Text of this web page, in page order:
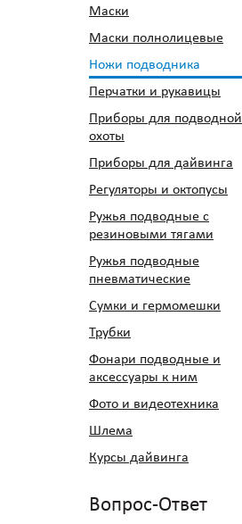
Маски
Маски полнолицевые
Ножи подводника
Перчатки и рукавицы
Приборы для подводной
охоты
Приборы для дайвинга
Регуляторы и октопусы
Ружья подводные с
резиновыми тягами
Ружья подводные
пневматические
Сумки и гермомешки
Трубки
Фонари подводные и
аксессуары к ним
Фото и видеотехника
Шлема
Курсы дайвинга
Вопрос-Ответ